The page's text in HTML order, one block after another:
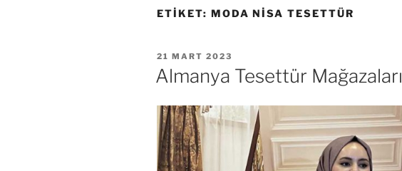
ETIKET: MODA NISA TESETTÜR
YAYIM
TARIHI
21 MART 2023
Almanya Tesettür Mağazaları